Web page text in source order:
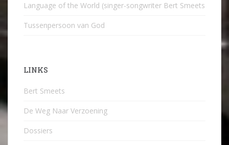
Language of the World (singer-songwriter Bert Smeets
Tussenpersoon van God
LINKS
Bert Smeets
De Weg Naar Verzoening
Dossiers